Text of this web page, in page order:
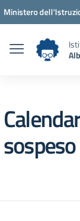
Vai ai contenuti
Vai al menu di
Vai al footer
Ministero